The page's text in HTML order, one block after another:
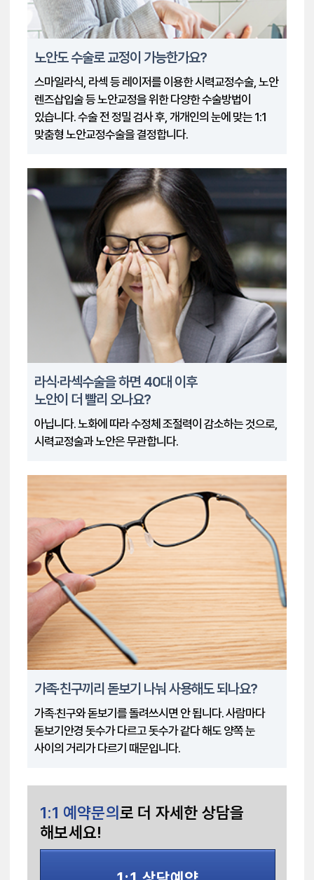
노안도 수술로 교정이 가능한가요?
스마일라식, 라섹 등 레이저를 이용한 시력교정수술, 노안
렌즈삽입술 등 노안교정을 위한 다양한 수술방법이
있습니다. 수술 전 정밀 검사 후, 개개인의 눈에 맞는 1:1
맞춤형 노안교정수술을 결정합니다.
라식·라섹수술을 하면 40대 이후
노안이 더 빨리 오나요?
아닙니다. 노화에 따라 수정체 조절력이 감소하는 것으로,
시력교정술과 노안은 무관합니다.
가족·친구끼리 돋보기 나눠 사용해도 되나요?
가족·친구와 돋보기를 돌려쓰시면 안 됩니다. 사람마다
돋보기안경 돗수가 다르고 돗수가 같다 해도 양쪽 눈
사이의 거리가 다르기 때문입니다.
1:1 예약문의 로 더 자세한 상담을
해보세요!